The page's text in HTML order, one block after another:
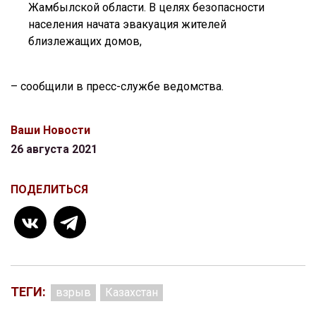
Жамбылской области. В целях безопасности
населения начата эвакуация жителей
близлежащих домов,
– сообщили в пресс-службе ведомства.
Ваши Новости
26 августа 2021
ПОДЕЛИТЬСЯ
ТЕГИ: взрыв Казахстан